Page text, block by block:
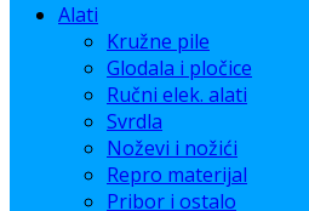
Alati
Kružne pile
Glodala i pločice
Ručni elek. alati
Svrdla
Noževi i nožići
Repro materijal
Pribor i ostalo